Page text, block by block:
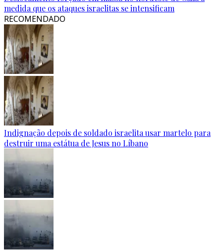
medida que os ataques israelitas se intensificam
RECOMENDADO
Indignação depois de soldado israelita usar martelo para
destruir uma estátua de Jesus no Líbano